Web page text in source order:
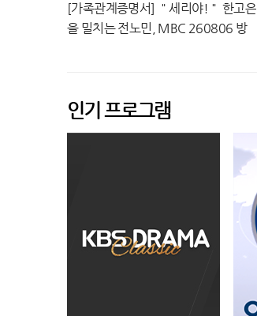
[가족관계증명서] ＂세리야!＂ 한고은
을 밀치는 전노민, MBC 260806 방
인기 프로그램